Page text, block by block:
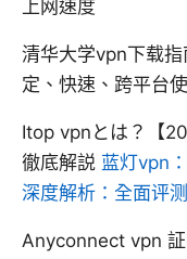
上网速度
清华大学vpn下载
定、快速、跨平台
Itop vpnとは？【
徹底解説 蓝灯vpn
深度解析：全面评
Anyconnect vpn